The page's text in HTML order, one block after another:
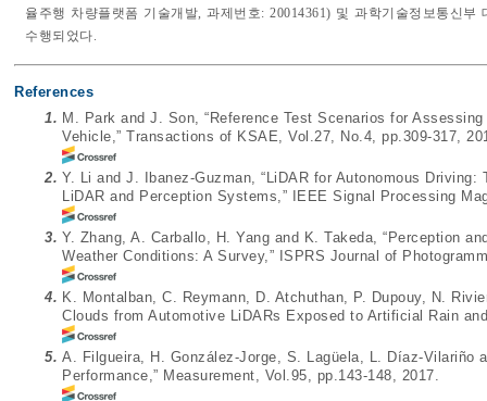
율주행 차량플랫폼 기술개발, 과제번호: 20014361) 및 과학기술정보통신
수행되었다.
References
1. M. Park and J. Son, “Reference Test Scenarios for
Vehicle,” Transactions of KSAE, Vol.27, No.4, pp.309-317,
2. Y. Li and J. Ibanez-Guzman, “LiDAR for Autonomous
LiDAR and Perception Systems,” IEEE Signal Processing
3. Y. Zhang, A. Carballo, H. Yang and K. Takeda, “Perception
Weather Conditions: A Survey,” ISPRS Journal of
4. K. Montalban, C. Reymann, D. Atchuthan, P. Dupouy, N.
Clouds from Automotive LiDARs Exposed to Artificial Rain
5. A. Filgueira, H. González-Jorge, S. Lagüela, L. Díaz-Vilariño
Performance,” Measurement, Vol.95, pp.143-148, 2017.